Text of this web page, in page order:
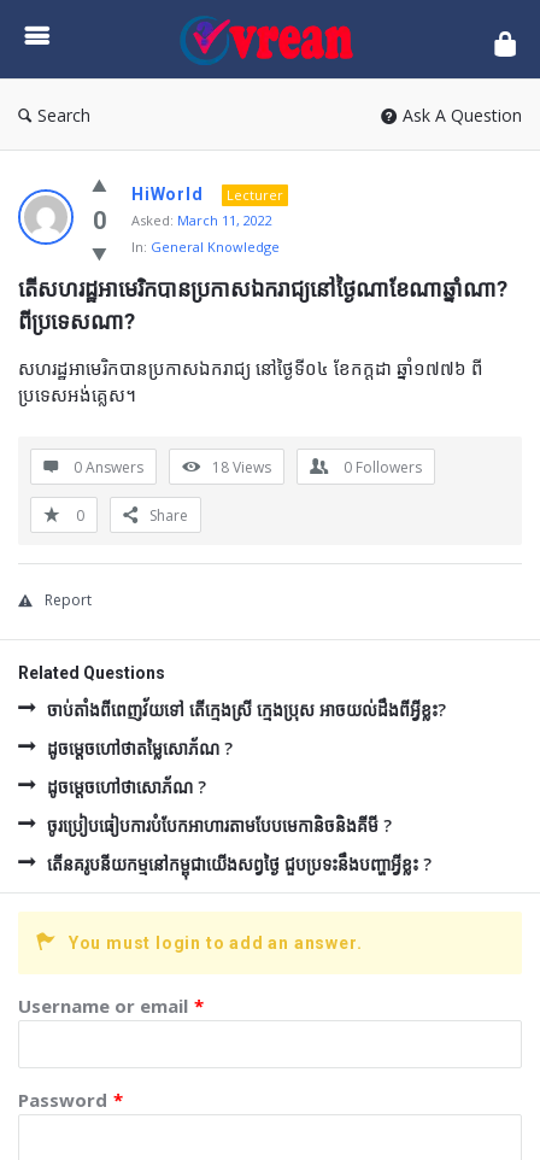
vrean.com
Search Ask A Question
0
HiWorld
Lecturer
Asked: March 11, 2022
In: General Knowledge
តើសហរដ្ឋអាមេរិកបានប្រកាសឯករាជ្យនៅថ្ងៃណាខែណាឆ្នាំណា?
ពីប្រទេសណា?
សហរដ្ឋអាមេរិកបានប្រកាសឯករាជ្យ នៅថ្ងៃទី០៤ ខែកក្ដដា ឆ្នាំ១៧៧៦ ពី
ប្រទេសអង់គ្លេស។
0 Answers 18Views 0 Followers
0 Share
Report
Related Questions
ចាប់តាំងពីពេញវ័យទៅ តើក្មេងស្រី ក្មេងប្រុស អាចយល់ដឹងពីអ្វីខ្លះ?
ដូចម្ដេចហៅថាតម្លៃសោភ័ណ ?
ដូចម្ដេចហៅថាសោភ័ណ ?
ចូរប្រៀបធៀបការបំបែកអាហារតាមបែបមេកានិចនិងគីមី ?
តើនគរូបនីយកម្មនៅកម្ពុជាយើងសព្វថ្ងៃ ជួបប្រទះនឹងបញ្ហាអ្វីខ្លះ ?
You must login to add an answer.
Username or email *
Password *